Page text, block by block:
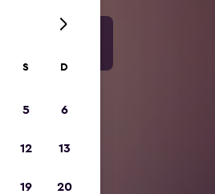
S D
5 6
12 13
19 20